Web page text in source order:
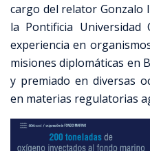
cargo del relator Gonzalo
la Pontificia Universidad
experiencia en
misiones diplomáticas en
y premiado en diversas
en materias regulatorias